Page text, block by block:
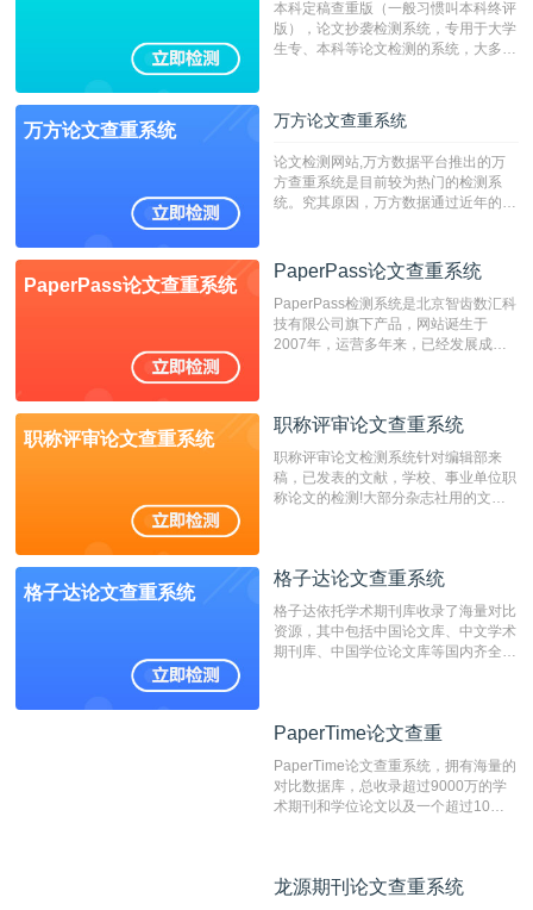
本科定稿查重版（一般习惯叫本科终评
版），论文抄袭检测系统，专用于大学
生专、本科等论文检测的系统，大多数
万方论文查重系统 万方论文查重系统
论文检测网站,万方数据平台推出的万
方查重系统是目前较为热门的检测系
统。究其原因，万方数据通过近年的发
检测系统，其真实性和权威性无可厚
非。其次，相对于知网而言，万方检测
费用少，上手容易，是学生初次论文查
重的推荐系统。
PaperPass论文查重系统
PaperPass论文查重系统
PaperPass检测系统是北京智齿数汇科
技有限公司旗下产品，网站诞生于
2007年，运营多年来，已经发展成为
检测速度快、精度高，市场反映良好。
职称评审论文查重系统
职称评审论文查重系统
职称评审论文检测系统针对编辑部来
稿，已发表的文献，学校、事业单位职
称论文的检测!大部分杂志社用的文献
编辑部检测来稿和已发表的文献,检测
测时注意填写第一作者,才能排除已发
表文献复制比。（限制字符数1万）
格子达论文查重系统
格子达论文查重系统
格子达依托学术期刊库收录了海量对比
资源，其中包括中国论文库、中文学术
期刊库、中国学位论文库等国内齐全的
系统，可检测中文、英文两种语言的论
PaperTime论文查重
PaperTime论文查重系统，拥有海量的
对比数据库，总收录超过9000万的学
术期刊和学位论文以及一个超过10亿
对，利用指纹索引快速而精准地在云检
龙源期刊论文查重系统